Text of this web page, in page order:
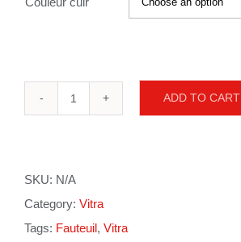
ADD TO CART
SKU: N/A
Category: Vitra
Tags: Fauteuil, Vitra